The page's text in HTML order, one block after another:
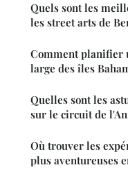
Quels sont les
les street arts de
Comment planifier
large des îles
Quelles sont les
sur le circuit de
Où trouver les
plus aventureuses